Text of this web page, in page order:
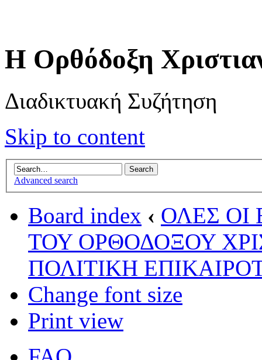
Η Ορθόδοξη
Διαδικτυακή Συζήτηση
Skip to content
Advanced search
Board index ‹ ΟΛΕΣ ΟΙ
ΤΟΥ ΟΡΘΟΔΟΞΟΥ
ΠΟΛΙΤΙΚΗ
Change font size
Print view